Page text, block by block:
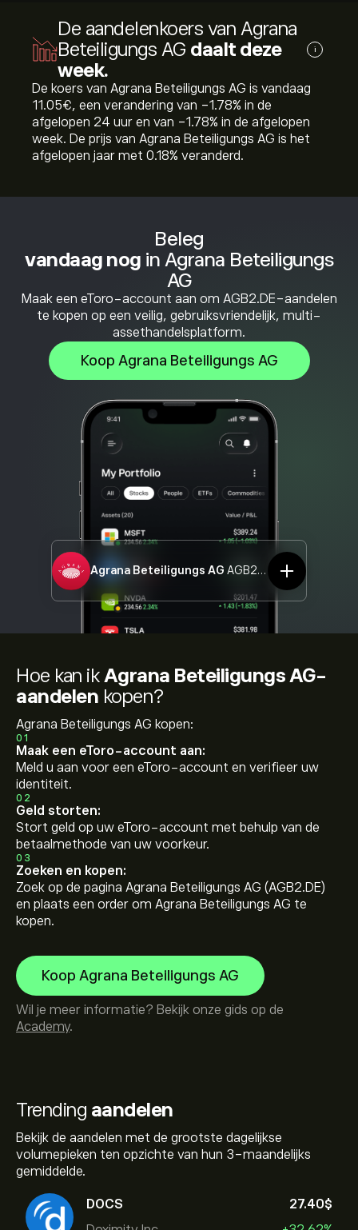
Beleg
vandaag nog in Agrana Beteiligungs
AG
Maak een eToro-account aan om AGB2.DE-aandelen
te kopen op een veilig, gebruiksvriendelijk, multi-
assethandelsplatform.
Koop Agrana Beteiligungs AG
Agrana Beteiligungs AG AGB2.DE
Trending aandelen
Bekijk de aandelen met de grootste dagelijkse
volumepieken ten opzichte van hun 3-maandelijks
gemiddelde.
DOCS
27.40‎$‎
De aandelenkoers van Agrana
Beteiligungs AG daalt deze
week.
i
De koers van Agrana Beteiligungs AG is vandaag
11.05‎€‎, een verandering van ‎-1.78‎% in de
afgelopen 24 uur en van ‎-1.78‎% in de afgelopen
week. De prijs van Agrana Beteiligungs AG is het
afgelopen jaar met ‎0.18‎% veranderd.
Hoe kan ik Agrana Beteiligungs AG-
aandelen kopen?
Agrana Beteiligungs AG kopen:
01
Maak een eToro-account aan:
Meld u aan voor een eToro-account en verifieer uw
identiteit.
02
Geld storten:
Stort geld op uw eToro-account met behulp van de
betaalmethode van uw voorkeur.
03
Zoeken en kopen:
Zoek op de pagina Agrana Beteiligungs AG (AGB2.DE)
en plaats een order om Agrana Beteiligungs AG te
kopen.
Koop Agrana Beteiligungs AG
Wil je meer informatie? Bekijk onze gids op de
Academy.